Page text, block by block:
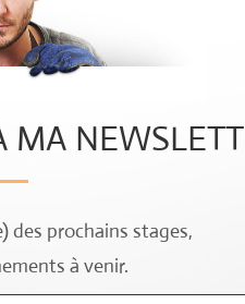
MA
des prochains stages,
à venir.